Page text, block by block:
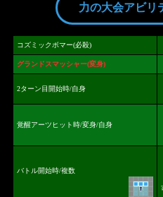
力の大会アビリ
コズミックボマー(必殺)
グランドスマッシャー(変身)
2ターン目開始時/自身
覚醒アーツヒット時/変身/自身
バトル開始時/複数